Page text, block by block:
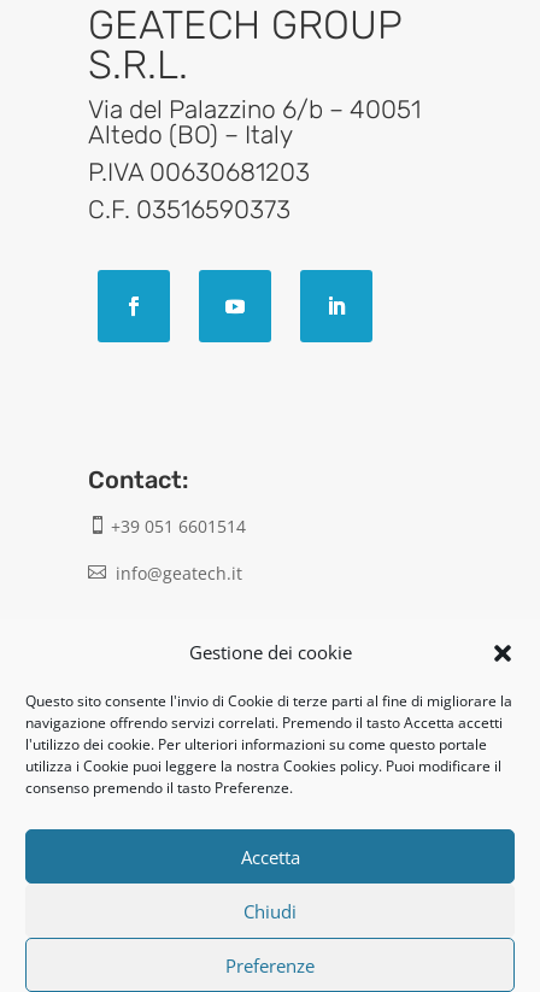
Gestione dei cookie
Questo sito consente l'invio di Cookie di terze parti al fine di migliorare la
navigazione offrendo servizi correlati. Premendo il tasto Accetta accetti
l'utilizzo dei cookie. Per ulteriori informazioni su come questo portale
utilizza i Cookie puoi leggere la nostra Cookies policy. Puoi modificare il
consenso premendo il tasto Preferenze.
Accetta
Chiudi
Preferenze
GEATECH GROUP
S.R.L.
Via del Palazzino 6/b – 40051
Altedo (BO) – Italy
P.IVA 00630681203
C.F. 03516590373
Contact:
 +39 051 6601514
 info@geatech.it
Legal:
Privacy policy
Informativa clienti / fornitori
UNI EN ISO 14001: 2015